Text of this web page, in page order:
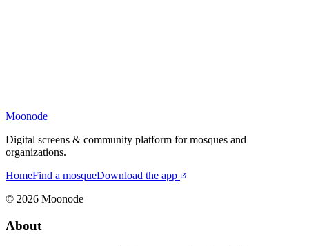
Moonode
Digital screens & community platform for mosques and
organizations.
HomeFind a mosqueDownload the app
© 2026 Moonode
About